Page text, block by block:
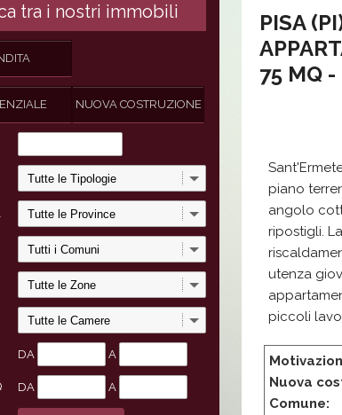
tra i nostri immobili
NUOVA COSTRUZIONE
DA A
DA A
PISA
75 MQ -
Sant'Ermete, proponiamo in esclusiva appartamento mansardato, composto da ingresso al
piano
angolo
ripostigli.
utenza
piccoli
Nuova
Comune: